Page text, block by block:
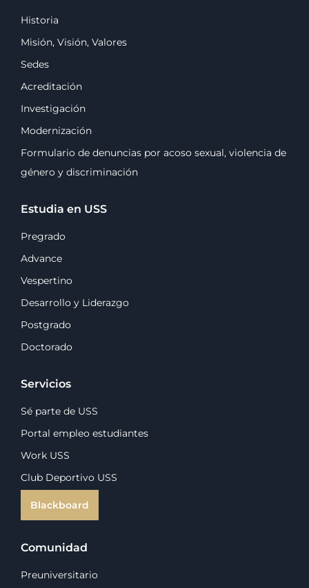
Historia
Misión, Visión, Valores
Sedes
Acreditación
Investigación
Modernización
Formulario de denuncias por acoso sexual, violencia de
género y discriminación
Estudia en USS
Pregrado
Advance
Vespertino
Desarrollo y Liderazgo
Postgrado
Doctorado
Servicios
Sé parte de USS
Portal empleo estudiantes
Work USS
Club Deportivo USS
Blackboard
Comunidad
Preuniversitario